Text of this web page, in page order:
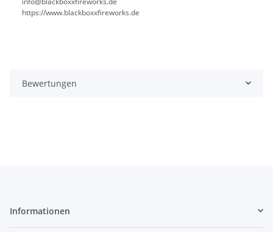
https://www.blackboxxfireworks.de
Bewertungen
Informationen